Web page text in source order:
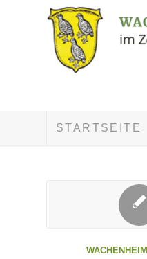
STARTSEITE